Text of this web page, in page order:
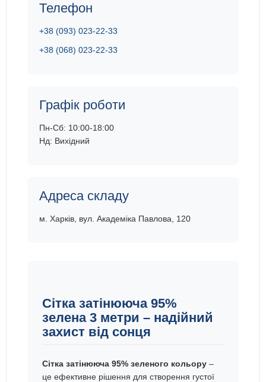
Телефон
+38 (093) 023-22-33
+38 (068) 023-22-33
Графік роботи
Пн-Сб: 10:00-18:00
Нд: Вихідний
Адреса складу
м. Харків, вул. Академіка Павлова, 120
Сітка затінююча 95%
зелена 3 метри – надійний
захист від сонця
Сітка затінююча 95% зеленого кольору –
це ефективне рішення для створення густої